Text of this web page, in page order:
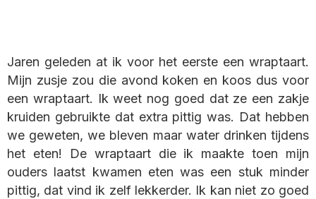
Jaren geleden at ik voor het eerste een wraptaart.
Mijn zusje zou die avond koken en koos dus voor
een wraptaart. Ik weet nog goed dat ze een zakje
kruiden gebruikte dat extra pittig was. Dat hebben
we geweten, we bleven maar water drinken tijdens
het eten! De wraptaart die ik maakte toen mijn
ouders laatst kwamen eten was een stuk minder
pittig, dat vind ik zelf lekkerder. Ik kan niet zo goed